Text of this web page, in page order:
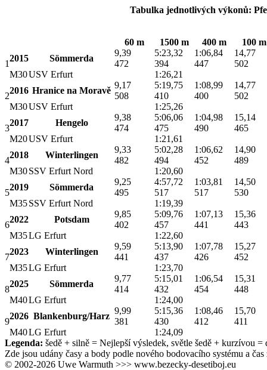
Tabulka jednotlivých výkonů:
60 m 1500 m 400 m 100 m
1
2015 Sömmerda
9,39 5:23,32 1:06,84
14,77
472
394 447
502
M30USV Erfurt 1:26,21
2
2016 Hranice na Moravě
9,17 5:19,75 1:08,99
14,77
508
410 400
502
M30USV Erfurt 1:25,26
3
2017 Hengelo
9,38 5:06,06 1:04,98
15,14
474
475 490
465
M20USV Erfurt 1:21,61
4
2018 Winterlingen
9,33 5:02,28 1:06,62
14,90
482
494 452
489
M30SSV Erfurt Nord 1:20,60
5
2019 Sömmerda
9,25 4:57,72 1:03,81
14,50
495
517 517
530
M35SSV Erfurt Nord 1:19,39
6
2022 Potsdam
9,85 5:09,76 1:07,13
15,36
402
457 441
443
M35LG Erfurt 1:22,60
7
2023 Winterlingen
9,59 5:13,90 1:07,78
15,27
441
437 426
452
M35LG Erfurt 1:23,70
8
2025 Sömmerda
9,77 5:15,01 1:06,54
15,31
414
432 454
448
M40LG Erfurt 1:24,00
9
2026 Blankenburg/Harz
9,99 5:15,36 1:08,46
15,70
381
430 412
411
M40LG Erfurt
1:24,09
Legenda: šedě + silně = Nejlepší výsledek, světle šedě + kurzívou =
Zde jsou udány časy a body podle nového bodovacího systému a
© 2002-2026 Uwe Warmuth >>> www.bezecky-desetiboj.eu